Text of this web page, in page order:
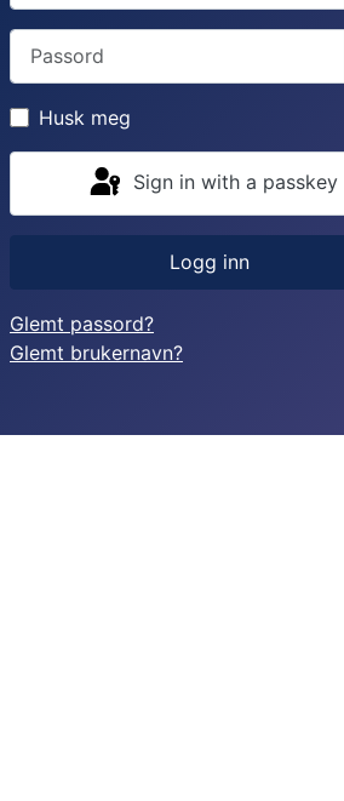
Passord
Husk meg
Sign in with a passkey
Logg inn
Glemt passord?
Glemt brukernavn?